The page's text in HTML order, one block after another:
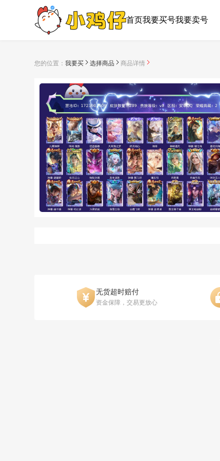
首页我要买号我要卖号
您的位置： 我要买 选择商品 商品详情
无货超时赔付
资金保障，交易更放心